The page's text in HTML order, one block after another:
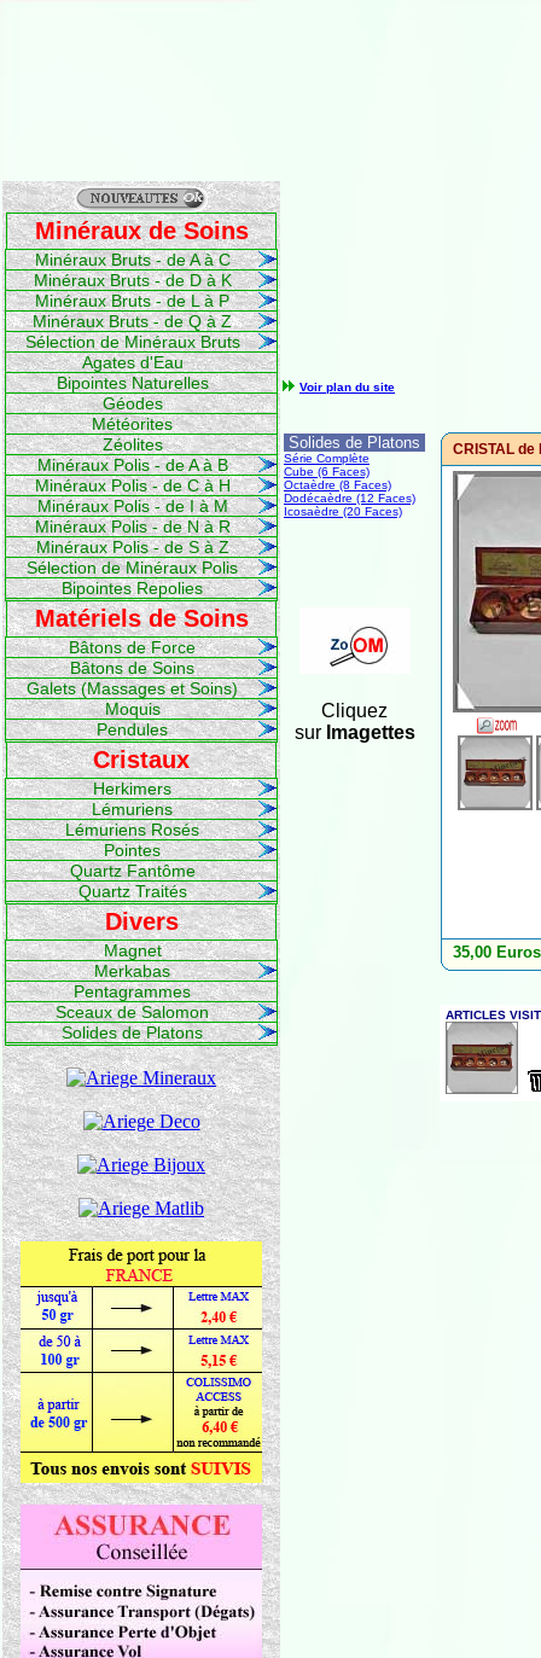
Minéraux de Soins
Minéraux Bruts - de A à C
Minéraux Bruts - de D à K
Minéraux Bruts - de L à P
Minéraux Bruts - de Q à Z
Sélection de Minéraux Bruts
Agates d'Eau
Bipointes Naturelles
Géodes
Météorites
Zéolites
Minéraux Polis - de A à B
Minéraux Polis - de C à H
Minéraux Polis - de I à M
Minéraux Polis - de N à R
Minéraux Polis - de S à Z
Sélection de Minéraux Polis
Bipointes Repolies
Matériels de Soins
Bâtons de Force
Bâtons de Soins
Galets (Massages et Soins)
Moquis
Pendules
Cristaux
Herkimers
Lémuriens
Lémuriens Rosés
Pointes
Quartz Fantôme
Quartz Traités
Divers
Magnet
Merkabas
Pentagrammes
Sceaux de Salomon
Solides de Platons
Voir plan du site
Solides de Platons
Série Complète
Cube (6 Faces)
Octaèdre (8 Faces)
Dodécaèdre (12 Faces)
Icosaèdre (20 Faces)
Cliquez
surImagettes
CRISTAL de
35,00 Euros